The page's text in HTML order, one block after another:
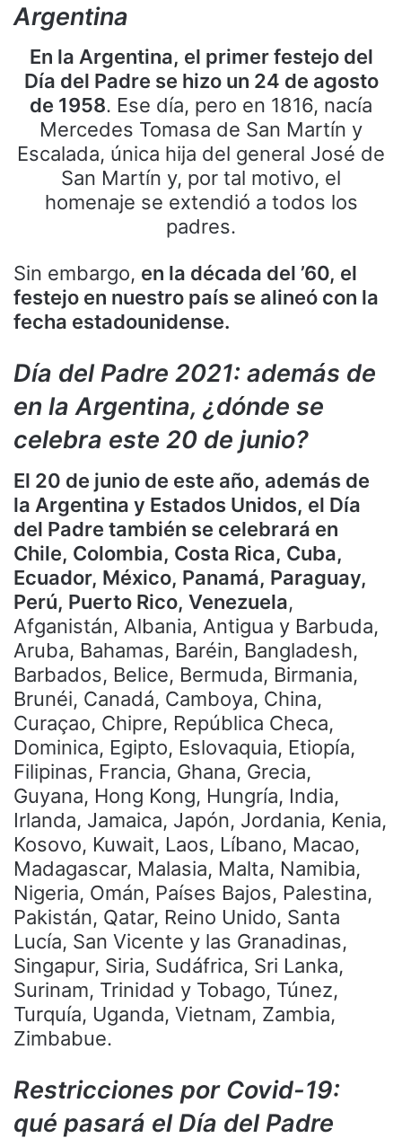
Argentina
En la Argentina, el primer festejo del
Día del Padre se hizo un 24 de agosto
de 1958. Ese día, pero en 1816, nacía
Mercedes Tomasa de San Martín y
Escalada, única hija del general José de
San Martín y, por tal motivo, el
homenaje se extendió a todos los
padres.
Sin embargo, en la década del ’60, el
festejo en nuestro país se alineó con la
fecha estadounidense.
Día del Padre 2021: además de
en la Argentina, ¿dónde se
celebra este 20 de junio?
El 20 de junio de este año, además de
la Argentina y Estados Unidos, el Día
del Padre también se celebrará en
Chile, Colombia, Costa Rica, Cuba,
Ecuador, México, Panamá, Paraguay,
Perú, Puerto Rico, Venezuela,
Afganistán, Albania, Antigua y Barbuda,
Aruba, Bahamas, Baréin, Bangladesh,
Barbados, Belice, Bermuda, Birmania,
Brunéi, Canadá, Camboya, China,
Curaçao, Chipre, República Checa,
Dominica, Egipto, Eslovaquia, Etiopía,
Filipinas, Francia, Ghana, Grecia,
Guyana, Hong Kong, Hungría, India,
Irlanda, Jamaica, Japón, Jordania, Kenia,
Kosovo, Kuwait, Laos, Líbano, Macao,
Madagascar, Malasia, Malta, Namibia,
Nigeria, Omán, Países Bajos, Palestina,
Pakistán, Qatar, Reino Unido, Santa
Lucía, San Vicente y las Granadinas,
Singapur, Siria, Sudáfrica, Sri Lanka,
Surinam, Trinidad y Tobago, Túnez,
Turquía, Uganda, Vietnam, Zambia,
Zimbabue.
Restricciones por Covid-19:
qué pasará el Día del Padre